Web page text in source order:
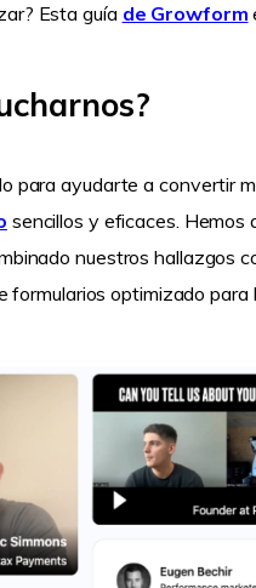
Esta guía de Growform
para ayudarte a convertir
sencillos y eficaces. Hemos
nuestros hallazgos
formularios optimizado